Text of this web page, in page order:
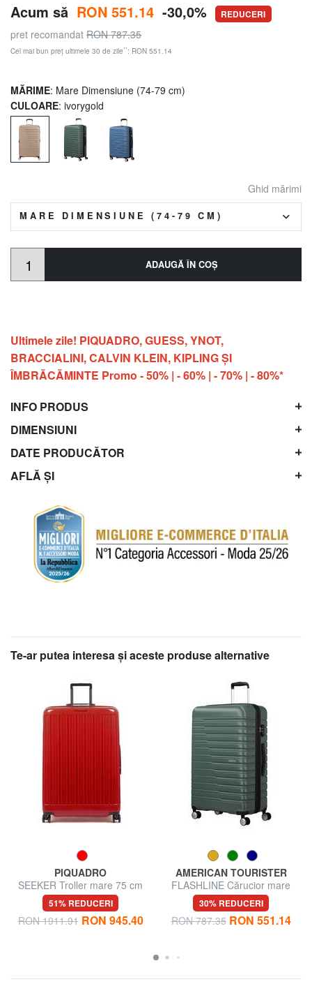
Acum să RON 551.14 -30,0% REDUCERI
pret recomandat RON 787.35
Cel mai bun preț ultimele 30 de zile**: RON 551.14
MĂRIME: Mare Dimensiune (74-79 cm)
CULOARE: ivorygold
Ghid mărimi
MARE DIMENSIUNE (74-79 CM)
ADAUGĂ ÎN COŞ
Ultimele zile! PIQUADRO, GUESS, YNOT,
BRACCIALINI, CALVIN KLEIN, KIPLING ŞI
ÎMBRĂCĂMINTE Promo - 50% | - 60% | - 70% | - 80%*
INFO PRODUS
DIMENSIUNI
DATE PRODUCĂTOR
AFLĂ ȘI
Te-ar putea interesa şi aceste produse alternative
PIQUADRO
SEEKER Troller mare 75 cm
51% REDUCERI
RON 1911.91 RON 945.40
AMERICAN TOURISTER
FLASHLINE Cărucior mare
extensibil
30% REDUCERI
RON 787.35 RON 551.14